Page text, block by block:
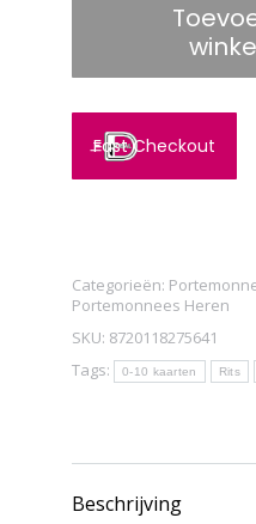
Portemonnee
leer
met
Compacte
portemonnee
met
en
extra
Fast Checkout
Categorieën:
Portemonnees Heren
SKU: 8720118275641
Tags:
0-10 kaarten Rits
Beschrijving